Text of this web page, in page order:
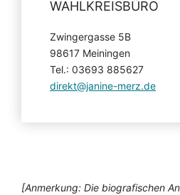
WAHLKREISBÜRO
Zwingergasse 5B
98617 Meiningen
Tel.: 03693 885627
direkt@janine-merz.de
[Anmerkung: Die biografischen